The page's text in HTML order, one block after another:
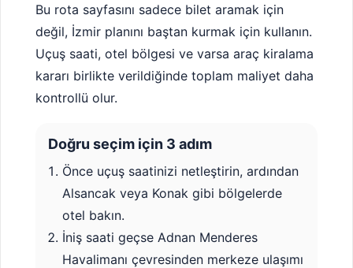
Bu rota sayfasını sadece bilet aramak için
değil, İzmir planını baştan kurmak için kullanın.
Uçuş saati, otel bölgesi ve varsa araç kiralama
kararı birlikte verildiğinde toplam maliyet daha
kontrollü olur.
Doğru seçim için 3 adım
Önce uçuş saatinizi netleştirin, ardından
Alsancak veya Konak gibi bölgelerde
otel bakın.
İniş saati geçse Adnan Menderes
Havalimanı çevresinden merkeze ulaşımı